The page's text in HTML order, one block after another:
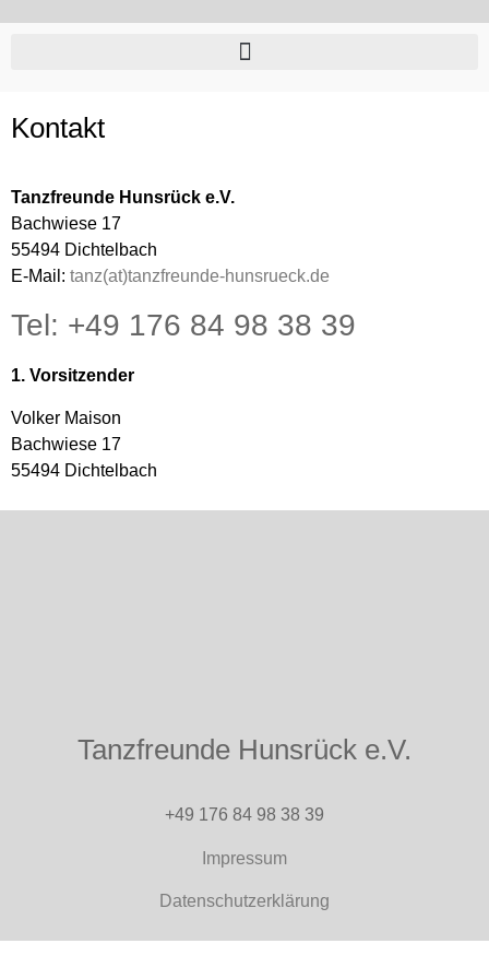
Kontakt
Tanzfreunde Hunsrück e.V.
Bachwiese 17
55494 Dichtelbach
E-Mail: tanz(at)tanzfreunde-hunsrueck.de
Tel: +49 176 84 98 38 39
1. Vorsitzender
Volker Maison
Bachwiese 17
55494 Dichtelbach
Tanzfreunde Hunsrück e.V.
+49 176 84 98 38 39
Impressum
Datenschutzerklärung